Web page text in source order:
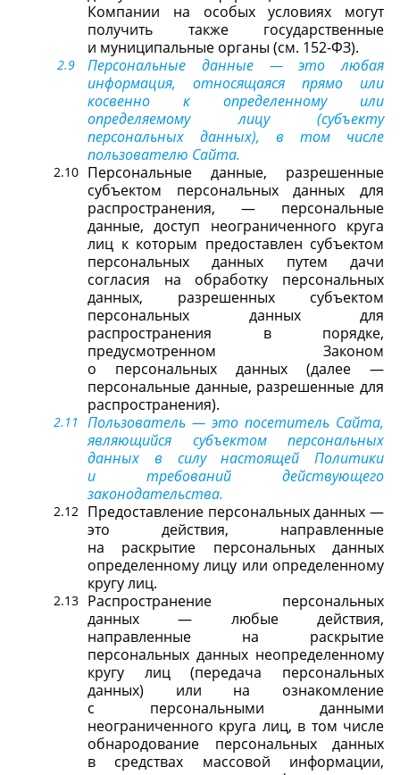
Компании на особых условиях могут
получить также государственные
и муниципальные органы (см. 152-ФЗ).
Персональные данные — это любая
информация, относящаяся прямо или
косвенно к определенному или
определяемому лицу (субъекту
персональных данных), в том числе
пользователю Сайта.
Персональные данные, разрешенные
субъектом персональных данных для
распространения, — персональные
данные, доступ неограниченного круга
лиц к которым предоставлен субъектом
персональных данных путем дачи
согласия на обработку персональных
данных, разрешенных субъектом
персональных данных для
распространения в порядке,
предусмотренном Законом
о персональных данных (далее —
персональные данные, разрешенные для
распространения).
Пользователь — это посетитель Сайта,
являющийся субъектом персональных
данных в силу настоящей Политики
и требований действующего
законодательства.
Предоставление персональных данных —
это действия, направленные
на раскрытие персональных данных
определенному лицу или определенному
кругу лиц.
Распространение персональных
данных — любые действия,
направленные на раскрытие
персональных данных неопределенному
кругу лиц (передача персональных
данных) или на ознакомление
с персональными данными
неограниченного круга лиц, в том числе
обнародование персональных данных
в средствах массовой информации,